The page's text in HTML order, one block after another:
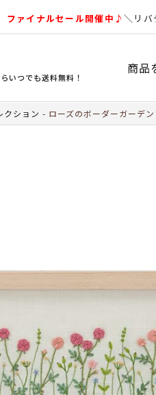
ファイナルセール開催中♪＼リバ
いつでも送料無料！
商品
クション ローズのボーダーガーデ